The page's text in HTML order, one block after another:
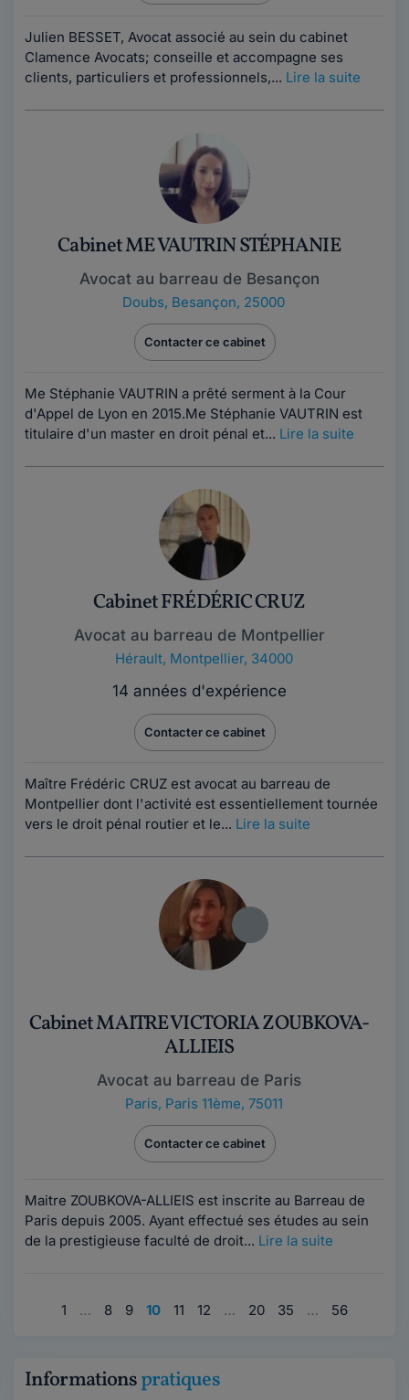
Julien BESSET, Avocat associé au sein du cabinet
Clamence Avocats; conseille et accompagne ses
clients, particuliers et professionnels,... Lire la suite
Cabinet ME VAUTRIN STÉPHANIE
Avocat au barreau de Besançon
Doubs, Besançon, 25000
Contacter ce cabinet
Me Stéphanie VAUTRIN a prêté serment à la Cour
d'Appel de Lyon en 2015.Me Stéphanie VAUTRIN est
titulaire d'un master en droit pénal et... Lire la suite
Cabinet FRÉDÉRIC CRUZ
Avocat au barreau de Montpellier
Hérault, Montpellier, 34000
14 années d'expérience
Contacter ce cabinet
Maître Frédéric CRUZ est avocat au barreau de
Montpellier dont l'activité est essentiellement tournée
vers le droit pénal routier et le... Lire la suite
Cabinet MAITRE VICTORIA ZOUBKOVA-
ALLIEIS
Avocat au barreau de Paris
Paris, Paris 11ème, 75011
Contacter ce cabinet
Maitre ZOUBKOVA-ALLIEIS est inscrite au Barreau de
Paris depuis 2005. Ayant effectué ses études au sein
de la prestigieuse faculté de droit... Lire la suite
1 … 8 9 10 11 12 … 20 35 … 56
Informationspratiques